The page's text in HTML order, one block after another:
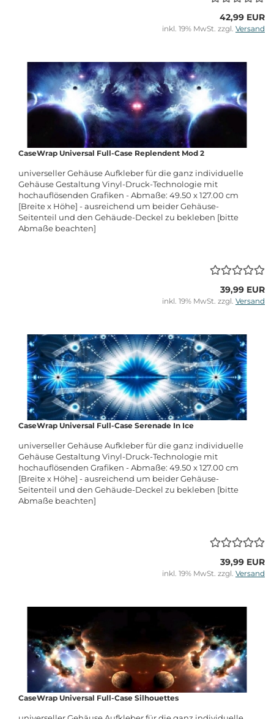
42,99 EUR
inkl. 19% MwSt. zzgl. Versand
CaseWrap Universal Full-Case Replendent Mod 2
universeller Gehäuse Aufkleber für die ganz individuelle
Gehäuse Gestaltung Vinyl-Druck-Technologie mit
hochauflösenden Grafiken - Abmaße: 49.50 x 127.00 cm
[Breite x Höhe] - ausreichend um beider Gehäuse-
Seitenteil und den Gehäude-Deckel zu bekleben [bitte
Abmaße beachten]
39,99 EUR
inkl. 19% MwSt. zzgl. Versand
CaseWrap Universal Full-Case Serenade In Ice
universeller Gehäuse Aufkleber für die ganz individuelle
Gehäuse Gestaltung Vinyl-Druck-Technologie mit
hochauflösenden Grafiken - Abmaße: 49.50 x 127.00 cm
[Breite x Höhe] - ausreichend um beider Gehäuse-
Seitenteil und den Gehäude-Deckel zu bekleben [bitte
Abmaße beachten]
39,99 EUR
inkl. 19% MwSt. zzgl. Versand
CaseWrap Universal Full-Case Silhouettes